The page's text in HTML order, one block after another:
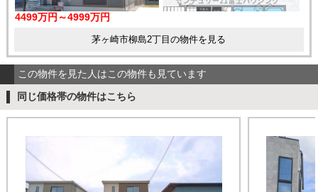
4499万円～4999万円
茅ヶ崎市柳島2丁目の物件を見る
この物件を見た人はこの物件も見ています
同じ価格帯の物件はこちら